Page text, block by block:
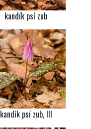
kandík psí zub
kandík psí zub, III